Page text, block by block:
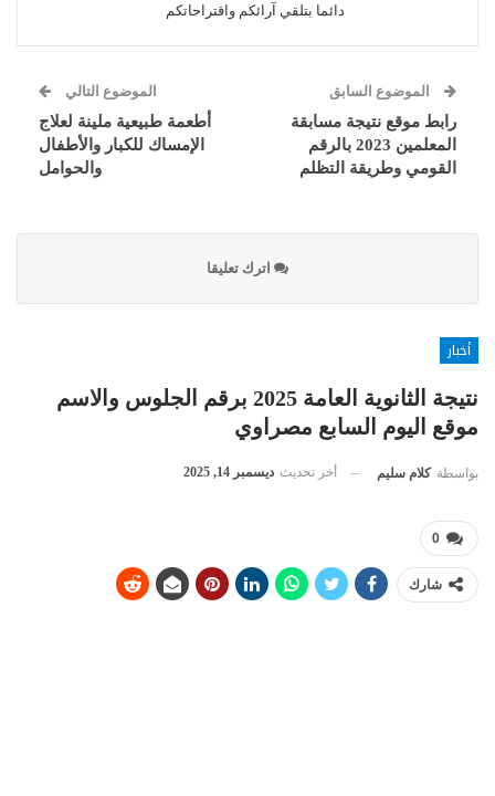
دائما بتلقي آرائكم واقتراحاتكم
الموضوع السابق
رابط موقع نتيجة مسابقة
المعلمين 2023 بالرقم
القومي وطريقة التظلم
الموضوع التالي
أطعمة طبيعية ملينة لعلاج
الإمساك للكبار والأطفال
والحوامل
اترك تعليقا
أخبار
نتيجة الثانوية العامة 2025 برقم الجلوس والاسم
موقع اليوم السابع مصراوي
بواسطة كلام سليم أخر تحديث ديسمبر 14, 2025
0
شارك